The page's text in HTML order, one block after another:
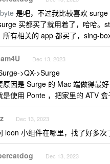
是吧，不过我比较喜欢
买都买了就用着了，哈哈。
所有相关的 app 都买了，sing-
Dec 13, 2023
>QX->Surge
原因是 Surge 的 Mac 端做得最
是使用 Ponte ，把家里的 ATV
Dec 13, 2023
loon 小组件在哪里，找了好多次
Dec 13, 2023